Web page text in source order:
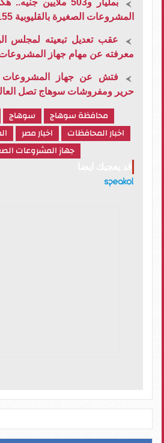
بمليار و503 ملايين
المشروعات الصغيرة بالقليوبية 155 ألف مشروع
عقب تعديل تبعيته لمجلس
معرفته عن مهام جهاز
فتش عن جهاز المشروعات
حرير ومفروشات سوهاج تصل
محافظة سوهاج سوهاج
اخبار المحافظات
اخبار مصر
جهاز المشروعات